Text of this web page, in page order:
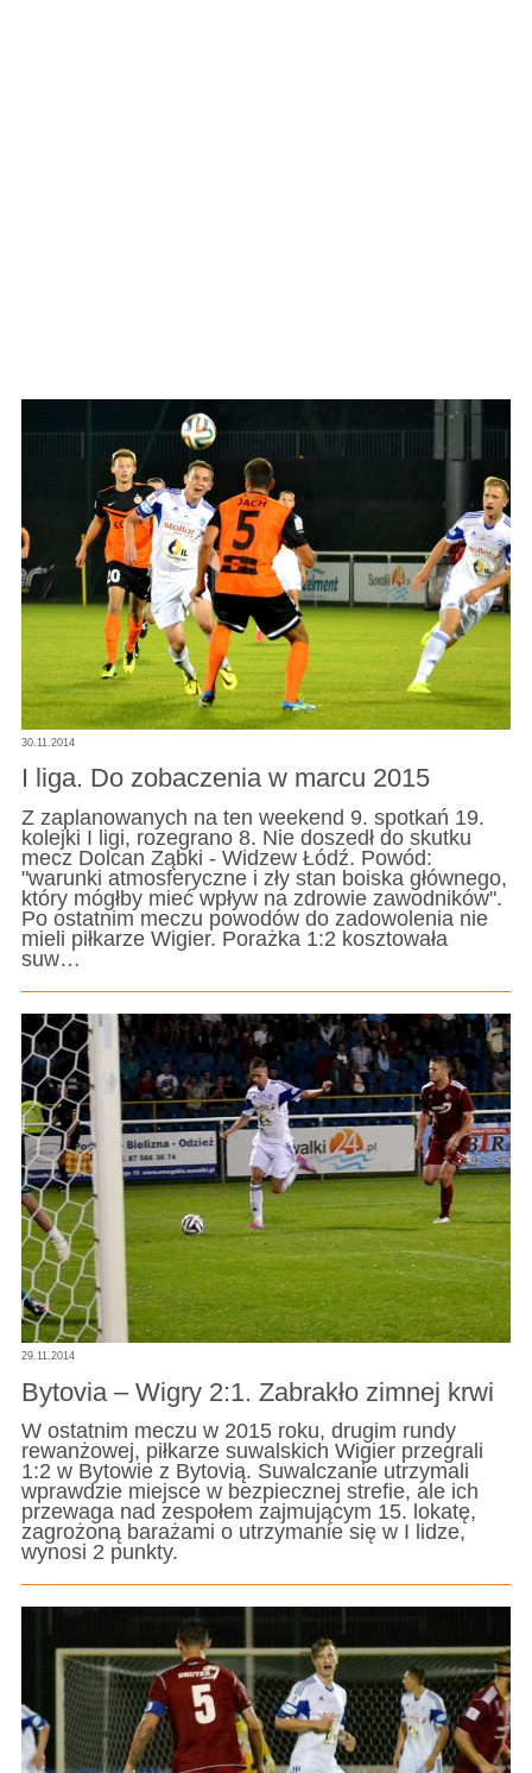
30.11.2014
I liga. Do zobaczenia w marcu 2015
Z zaplanowanych na ten weekend 9. spotkań 19.
kolejki I ligi, rozegrano 8. Nie doszedł do skutku
mecz Dolcan Ząbki - Widzew Łódź. Powód:
"warunki atmosferyczne i zły stan boiska głównego,
który mógłby mieć wpływ na zdrowie zawodników".
Po ostatnim meczu powodów do zadowolenia nie
mieli piłkarze Wigier. Porażka 1:2 kosztowała
suw…
29.11.2014
Bytovia – Wigry 2:1. Zabrakło zimnej krwi
W ostatnim meczu w 2015 roku, drugim rundy
rewanżowej, piłkarze suwalskich Wigier przegrali
1:2 w Bytowie z Bytovią. Suwalczanie utrzymali
wprawdzie miejsce w bezpiecznej strefie, ale ich
przewaga nad zespołem zajmującym 15. lokatę,
zagrożoną barażami o utrzymanie się w I lidze,
wynosi 2 punkty.